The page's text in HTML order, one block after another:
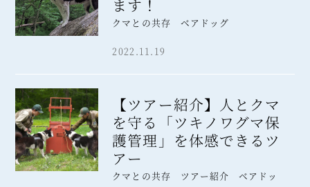
ます！
クマとの共存 ベアドッグ
2022.11.19
【ツアー紹介】人とクマ
を守る「ツキノワグマ保
護管理」を体感できるツ
アー
クマとの共存 ツアー紹介 ベアドッ